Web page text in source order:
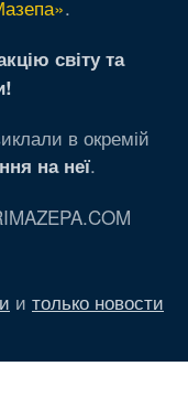
.
світу та
в окремій
на неї.
и только новости